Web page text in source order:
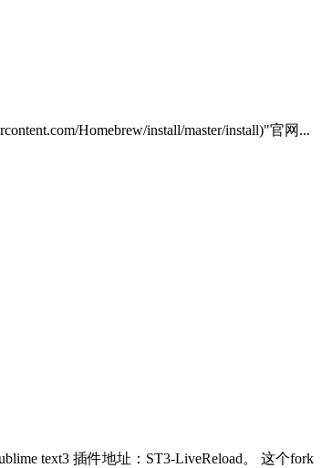
Homebrew/install/master/install)"官网...
text3 插件地址：ST3-LiveReload。 这个fork